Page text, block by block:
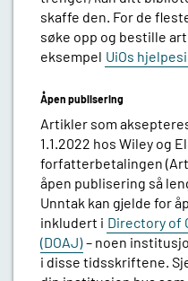
skaffe den. For de
søke opp og bestille
eksempel UiOs
Åpen publisering
Artikler som
1.1.2022 hos Wiley og
forfatterbetalingen
åpen publisering så
Unntak kan gjelde for
inkludert i Directory of
(DOAJ) – noen
i disse tidsskriftene.